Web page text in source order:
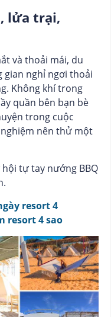
lửa trại,
và thoải mái, du
gian nghỉ ngơi thoải
Không khí trong
quần bên bạn bè
trong cuộc
nên thử một
tự tay nướng BBQ
resort 4
resort 4 sao